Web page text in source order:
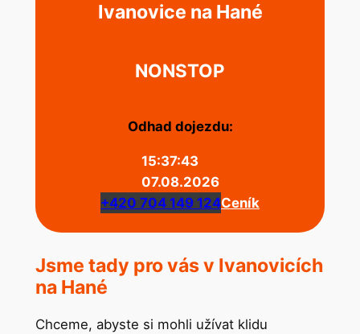
Ivanovice na Hané
NONSTOP
Odhad dojezdu:
15:37:43
07.08.2026
+420 704 149 124Ceník
Jsme tady pro vás v Ivanovicích
na Hané
Chceme, abyste si mohli užívat klidu